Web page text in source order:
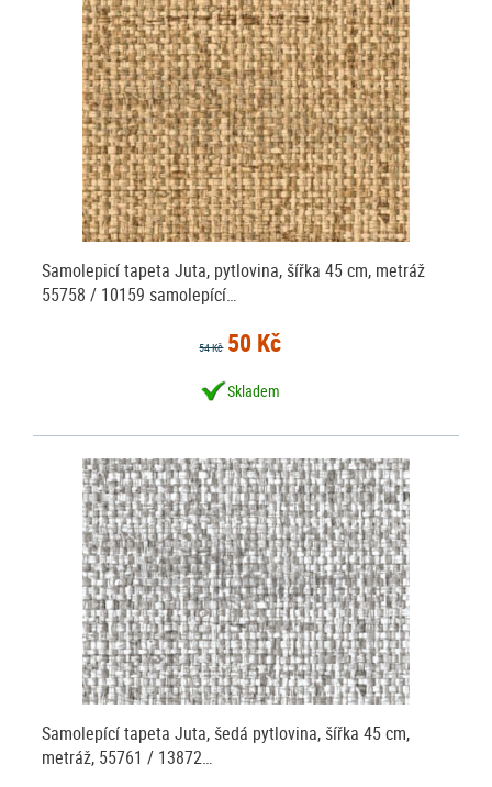
Samolepicí tapeta Juta, pytlovina, šířka 45 cm, metráž
55758 / 10159 samolepící…
54 Kč 50 Kč
Skladem
Samolepící tapeta Juta, šedá pytlovina, šířka 45 cm,
metráž, 55761 / 13872…